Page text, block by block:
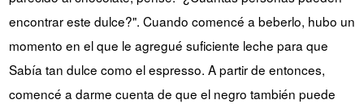
encontrar este dulce?". Cuando comencé a beberlo, hubo un
momento en el que le agregué suficiente leche para que
Sabía tan dulce como el espresso. A partir de entonces,
comencé a darme cuenta de que el negro también puede